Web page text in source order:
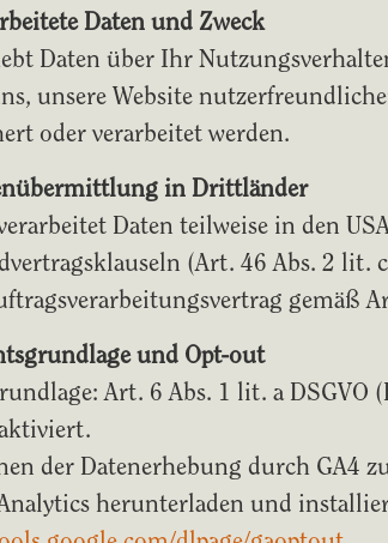
Daten und Zweck
Daten über Ihr
unsere Website
oder verarbeitet werden.
in Drittländer
Daten teilweise in den
(Art. 46 Abs. 2 lit.
gemäß
und Opt-out
Art. 6 Abs. 1 lit. a
der Datenerhebung durch GA4
herunterladen und